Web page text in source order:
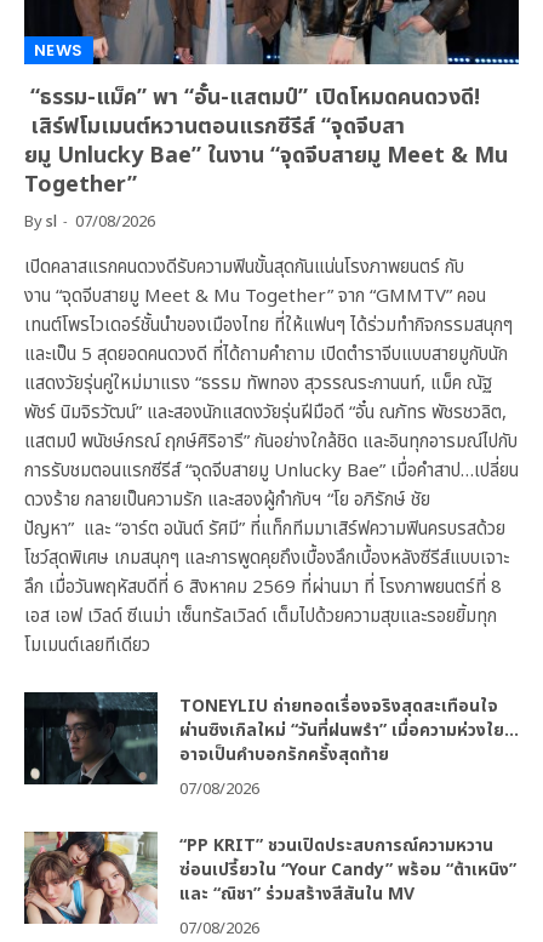
NEWS
“ธรรม-แม็ค” พา “อั๋น-แสตมป์” เปิดโหมดคนดวงดี!
เสิร์ฟโมเมนต์หวานตอนแรกซีรีส์ “จุดจีบสา
ยมู Unlucky Bae” ในงาน “จุดจีบสายมู Meet & Mu
Together”
Bysl 07/08/2026
เปิดคลาสแรกคนดวงดีรับความฟินขั้นสุดกันแน่นโรงภาพยนตร์ กับ
งาน “จุดจีบสายมู Meet & Mu Together” จาก “GMMTV” คอน
เทนต์โพรไวเดอร์ชั้นนำของเมืองไทย ที่ให้แฟนๆ ได้ร่วมทำกิจกรรมสนุกๆ
และเป็น 5 สุดยอดคนดวงดี ที่ได้ถามคำถาม เปิดตำราจีบแบบสายมูกับนัก
แสดงวัยรุ่นคู่ใหม่มาแรง “ธรรม ทัพทอง สุวรรณระกานนท์, แม็ค ณัฐ
พัชร์ นิมจิรวัฒน์” และสองนักแสดงวัยรุ่นฝีมือดี “อั๋น ณภัทร พัชรชวลิต,
แสตมป์ พนัชษ์กรณ์ ฤกษ์ศิริอารี” กันอย่างใกล้ชิด และอินทุกอารมณ์ไปกับ
การรับชมตอนแรกซีรีส์ “จุดจีบสายมู Unlucky Bae” เมื่อคำสาป…เปลี่ยน
ดวงร้าย กลายเป็นความรัก และสองผู้กำกับฯ “โย อภิรักษ์ ชัย
ปัญหา” และ “อาร์ต อนันต์ รัศมี” ที่แท็กทีมมาเสิร์ฟความฟินครบรสด้วย
โชว์สุดพิเศษ เกมสนุกๆ และการพูดคุยถึงเบื้องลึกเบื้องหลังซีรีส์แบบเจาะ
ลึก เมื่อวันพฤหัสบดีที่ 6 สิงหาคม 2569 ที่ผ่านมา ที่ โรงภาพยนตร์ที่ 8
เอส เอฟ เวิลด์ ซีเนม่า เซ็นทรัลเวิลด์ เต็มไปด้วยความสุขและรอยยิ้มทุก
โมเมนต์เลยทีเดียว
TONEYLIU ถ่ายทอดเรื่องจริงสุดสะเทือนใจ
ผ่านซิงเกิลใหม่ “วันที่ฝนพรำ” เมื่อความห่วงใย…
อาจเป็นคำบอกรักครั้งสุดท้าย
07/08/2026
“PP KRIT” ชวนเปิดประสบการณ์ความหวาน
ซ่อนเปรี้ยวใน “Your Candy” พร้อม “ต้าเหนิง”
และ “ณิชา” ร่วมสร้างสีสันใน MV
07/08/2026